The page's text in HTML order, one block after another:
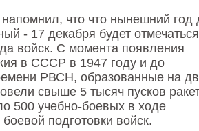
что что нынешний год
- 17 декабря будет
войск. С момента появления
в СССР в 1947 году и до
РВСН, образованные на
свыше 5 тысяч пусков
500 учебно-боевых в ходе
подготовки войск.